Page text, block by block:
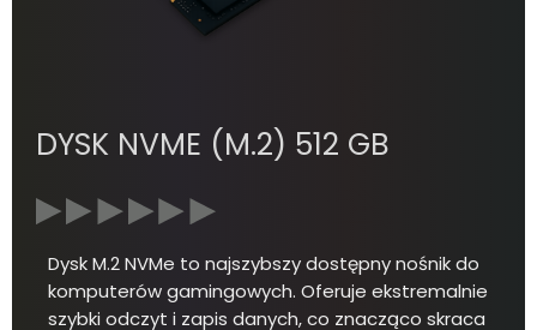
DYSK NVME (M.2) 512 GB
Dysk M.2 NVMe to najszybszy dostępny nośnik do
komputerów gamingowych. Oferuje ekstremalnie
szybki odczyt i zapis danych, co znacząco skraca